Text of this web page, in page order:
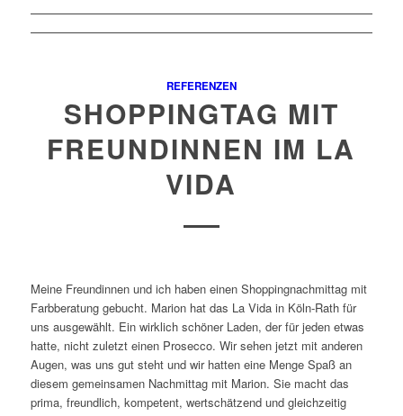
REFERENZEN
SHOPPINGTAG MIT
FREUNDINNEN IM LA
VIDA
Meine Freundinnen und ich haben einen Shoppingnachmittag mit
Farbberatung gebucht. Marion hat das La Vida in Köln-Rath für
uns ausgewählt. Ein wirklich schöner Laden, der für jeden etwas
hatte, nicht zuletzt einen Prosecco. Wir sehen jetzt mit anderen
Augen, was uns gut steht und wir hatten eine Menge Spaß an
diesem gemeinsamen Nachmittag mit Marion. Sie macht das
prima, freundlich, kompetent, wertschätzend und gleichzeitig